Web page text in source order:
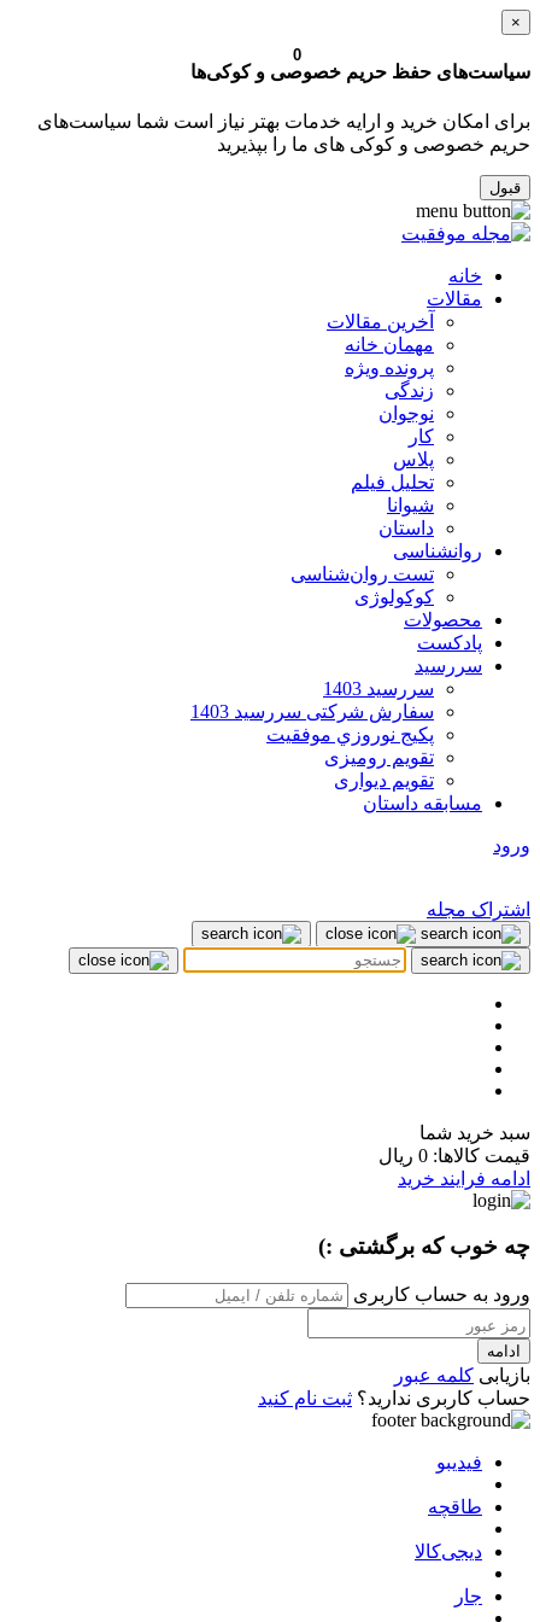
×
سیاست‌های حفظ حریم خصوصی و کوکی‌ها
برای امکان خرید و ارایه خدمات بهتر نیاز است شما سیاست‌های
حریم خصوصی و کوکی های ما را بپذیرید
قبول
خانه
مقالات
آخرین مقالات
مهمان خانه
پرونده ویژه
زندگی
نوجوان
کار
پلاس
تحلیل فیلم
شیوانا
داستان
روانشناسی
تست روان‌شناسی
کوکولوژی
محصولات
پادکست
سررسید
سررسید 1403
سفارش شرکتی سررسید 1403
پکيج نوروزي موفقيت
تقویم رومیزی
تقویم دیواری
مسابقه داستان
ورود
اشتراک مجله
0
سبد خرید شما
قیمت کالاها: 0 ریال
ادامه فرایند خرید
چه خوب که برگشتی :)
ورود به حساب کاربری
ادامه
بازیابی کلمه عبور
حساب کاربری ندارید؟ ثبت نام کنید
فیدیبو
طاقچه
دیجی‌کالا
جار